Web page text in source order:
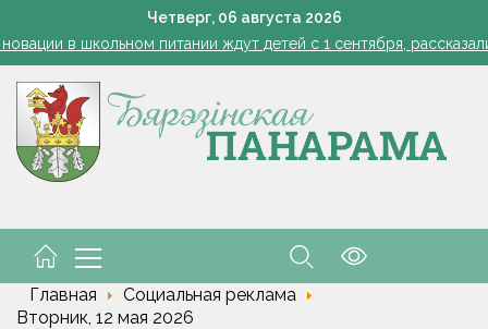
Четверг, 06 августа 2026
Добро пожаловать в команду, молодые медики!
в школьном питании ждут детей с 1 сентября,
обнулены экспортные пошлины на сжиженные
Четырехтонный обломок ракеты SpaceX врезался в
Добро пожаловать в команду, молодые медики!
обнулены экспортные пошлины на сжиженные
Главная
Социальная реклама
Вторник, 12 мая 2026